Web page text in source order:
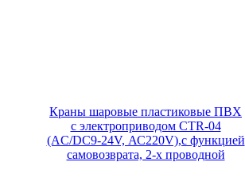
Краны шаровые пластиковые ПВХ
с электроприводом CTR-04
(AC/DC9-24V, АС220V),с функцией
самовозврата, 2-х проводной